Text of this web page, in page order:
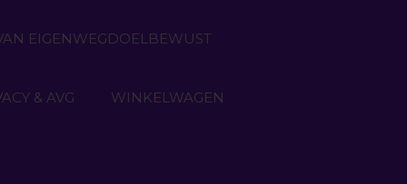
EIGENWEGDOELBEWUST
& AVG WINKELWAGEN